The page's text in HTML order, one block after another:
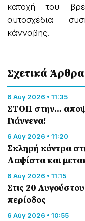
κατοχή του
αυτοσχέδια
κάνναβης.
Σχετικά Άρθρα
6 Αύγ 2026 • 11:35
ΣΤΟΠ στην…
Γιάννενα!
6 Αύγ 2026 • 11:20
Σκληρή κόντρα
Λαψίστα και
6 Αύγ 2026 • 11:15
Στις 20
περίοδος
6 Αύγ 2026 • 10:55